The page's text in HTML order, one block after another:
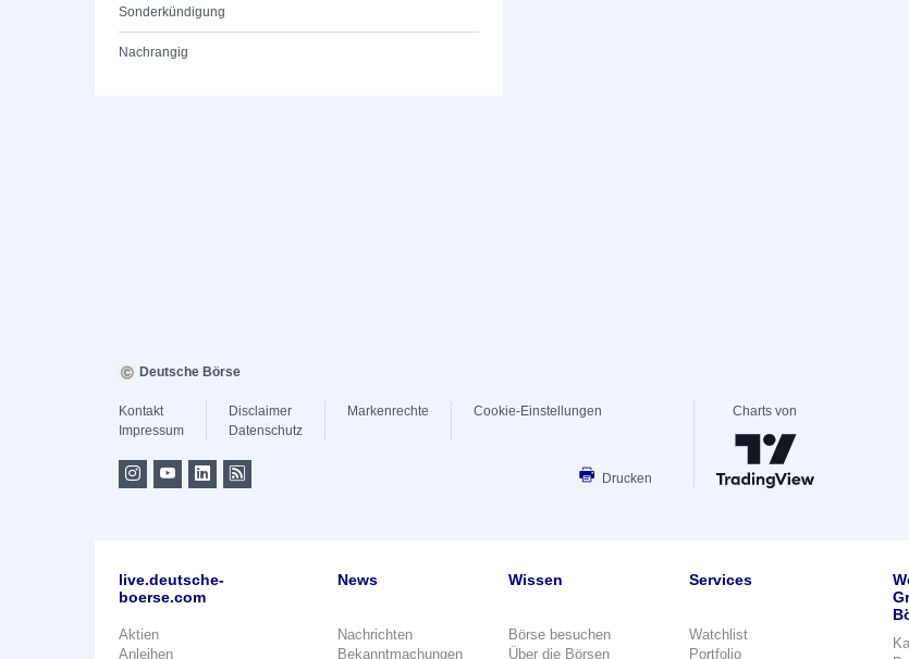
Sonderkündigung
Nachrangig
Deutsche Börse
Kontakt
Impressum
Disclaimer
Datenschutz
Markenrechte Cookie-Einstellungen
Drucken
Charts von
live.deutsche-
boerse.com
Aktien
Anleihen
News
Nachrichten
Bekanntmachungen
Wissen
Börse besuchen
Über die Börsen
Services
Watchlist
Portfolio